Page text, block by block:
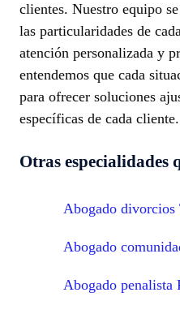
clientes. Nuestro equipo
las particularidades de
atención personalizada y
entendemos que cada
para ofrecer soluciones
específicas de cada cliente.
Otras especialidades
Abogado
Abogado
Abogado penalista